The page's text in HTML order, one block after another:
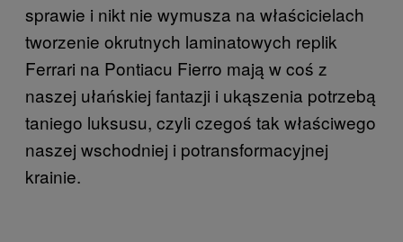
sprawie i nikt nie wymusza na właścicielach
tworzenie okrutnych laminatowych replik
Ferrari na Pontiacu Fierro mają w coś z
naszej ułańskiej fantazji i ukąszenia potrzebą
taniego luksusu, czyli czegoś tak właściwego
naszej wschodniej i potransformacyjnej
krainie.